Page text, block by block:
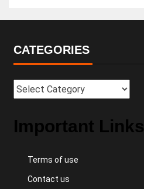
CATEGORIES
Important Links
Terms of use
Contact us